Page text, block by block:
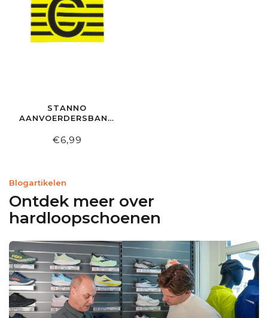
STANNO
AANVOERDERSBAND
ZWART
€6,99
Blogartikelen
Ontdek meer over
hardloopschoenen